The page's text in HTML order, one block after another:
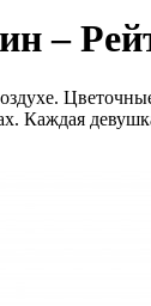
–